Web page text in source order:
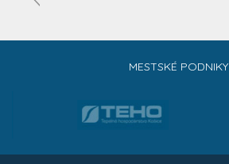
MESTSKÉ PODNIKY